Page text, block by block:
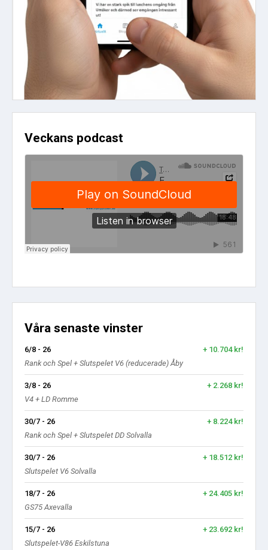
Veckans podcast
Våra senaste vinster
6/8 - 26
+ 10.704 kr!
Rank och Spel + Slutspelet V6 (reducerade) Åby
3/8 - 26
+ 2.268 kr!
V4 + LD Romme
30/7 - 26
+ 8.224 kr!
Rank och Spel + Slutspelet DD Solvalla
30/7 - 26
+ 18.512 kr!
Slutspelet V6 Solvalla
18/7 - 26
+ 24.405 kr!
GS75 Axevalla
15/7 - 26
+ 23.692 kr!
Slutspelet-V86 Eskilstuna